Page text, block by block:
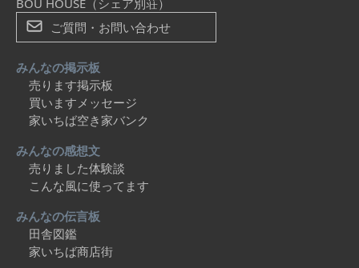
BOU HOUSE（シェア別荘）
ご質問・お問い合わせ
みんなの掲示板
売ります掲示板
買いますメッセージ
家いちば空き家バンク
みんなの感想文
売りました体験談
こんな風に使ってます
みんなの伝言板
田舎図鑑
家いちば商店街